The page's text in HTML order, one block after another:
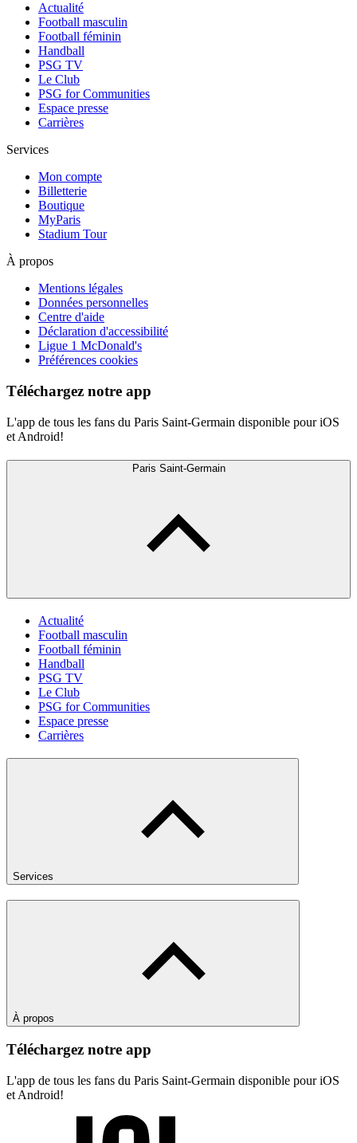
Actualité
Football masculin
Football féminin
Handball
PSG TV
Le Club
PSG for Communities
Espace presse
Carrières
Services
Mon compte
Billetterie
Boutique
MyParis
Stadium Tour
À propos
Mentions légales
Données personnelles
Centre d'aide
Déclaration d'accessibilité
Ligue 1 McDonald's
Préférences cookies
Téléchargez notre app
L'app de tous les fans du Paris Saint-Germain disponible pour iOS
et Android!
Paris Saint-Germain
Actualité
Football masculin
Football féminin
Handball
PSG TV
Le Club
PSG for Communities
Espace presse
Carrières
Services
À propos
Téléchargez notre app
L'app de tous les fans du Paris Saint-Germain disponible pour iOS
et Android!